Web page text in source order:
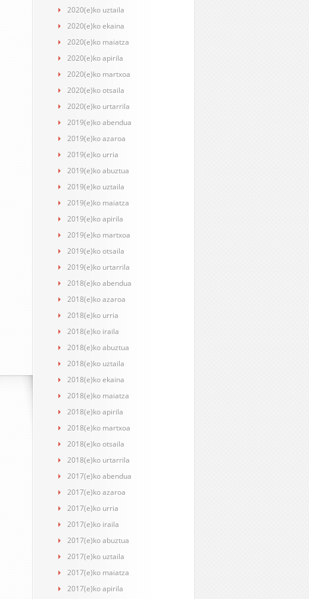
2020(e)ko uztaila
2020(e)ko ekaina
2020(e)ko maiatza
2020(e)ko apirila
2020(e)ko martxoa
2020(e)ko otsaila
2020(e)ko urtarrila
2019(e)ko abendua
2019(e)ko azaroa
2019(e)ko urria
2019(e)ko abuztua
2019(e)ko uztaila
2019(e)ko maiatza
2019(e)ko apirila
2019(e)ko martxoa
2019(e)ko otsaila
2019(e)ko urtarrila
2018(e)ko abendua
2018(e)ko azaroa
2018(e)ko urria
2018(e)ko iraila
2018(e)ko abuztua
2018(e)ko uztaila
2018(e)ko ekaina
2018(e)ko maiatza
2018(e)ko apirila
2018(e)ko martxoa
2018(e)ko otsaila
2018(e)ko urtarrila
2017(e)ko abendua
2017(e)ko azaroa
2017(e)ko urria
2017(e)ko iraila
2017(e)ko abuztua
2017(e)ko uztaila
2017(e)ko maiatza
2017(e)ko apirila